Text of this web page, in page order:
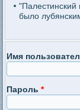
было
Имя
Пароль*